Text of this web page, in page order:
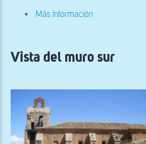
Más información
entrada
Vista del muro sur